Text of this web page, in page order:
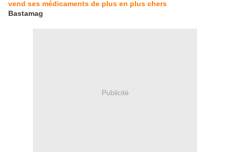
vend ses médicaments de plus en plus chers
Bastamag
Publicité